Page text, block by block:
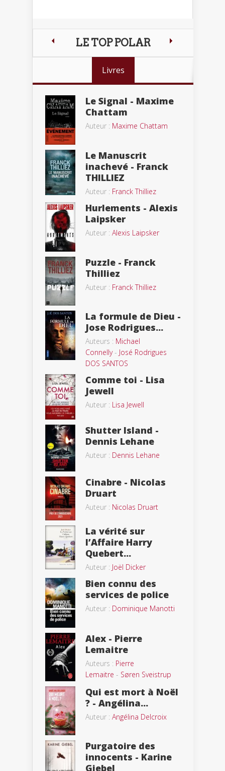
LE TOP POLAR
Livres
Le Signal - Maxime
Chattam
Auteur : Maxime Chattam
Le Manuscrit
inachevé - Franck
THILLIEZ
Auteur : Franck Thilliez
Hurlements - Alexis
Laipsker
Auteur : Alexis Laipsker
Puzzle - Franck
Thilliez
Auteur : Franck Thilliez
La formule de Dieu -
Jose Rodrigues...
Auteurs : Michael
Connelly- José Rodrigues
DOS SANTOS
Comme toi - Lisa
Jewell
Auteur : Lisa Jewell
Shutter Island -
Dennis Lehane
Auteur : Dennis Lehane
Cinabre - Nicolas
Druart
Auteur : Nicolas Druart
La vérité sur
l’Affaire Harry
Quebert...
Auteur : Joël Dicker
Bien connu des
services de police
Auteur : Dominique Manotti
Alex - Pierre
Lemaitre
Auteurs : Pierre
Lemaitre - Søren Sveistrup
Qui est mort à Noël
? - Angélina...
Auteur : Angélina Delcroix
Purgatoire des
innocents - Karine
Giebel